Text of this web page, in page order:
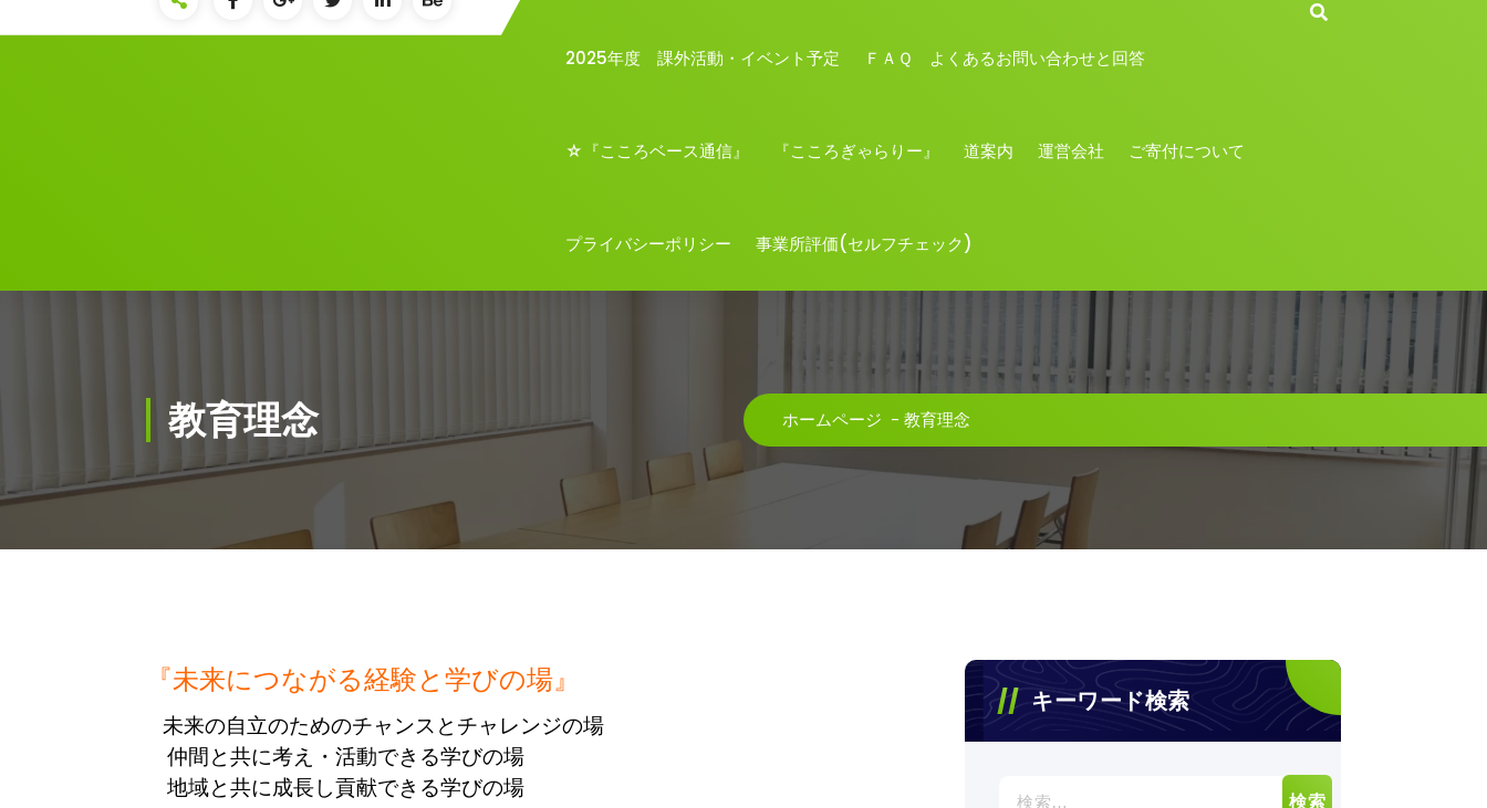
2025年度 課外活動・イベント予定 ＦＡＱ よくあるお問い合わせと回答
☆『こころベース通信』 『こころぎゃらりー』 道案内 運営会社 ご寄付について
プライバシーポリシー 事業所評価(セルフチェック)
教育理念 ホームページ - 教育理念
『未来につながる経験と学びの場』
未来の自立のためのチャンスとチャレンジの場
仲間と共に考え・活動できる学びの場
地域と共に成長し貢献できる学びの場
キーワード検索